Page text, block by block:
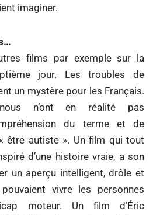
imaginer.
films par exemple sur la
jour. Les troubles de
un mystère pour les Français.
nous n’ont en réalité pas
du terme et de
être autiste ». Un film qui tout
d’une histoire vraie, a son
un aperçu intelligent, drôle et
vivre les personnes
moteur. Un film d’Éric